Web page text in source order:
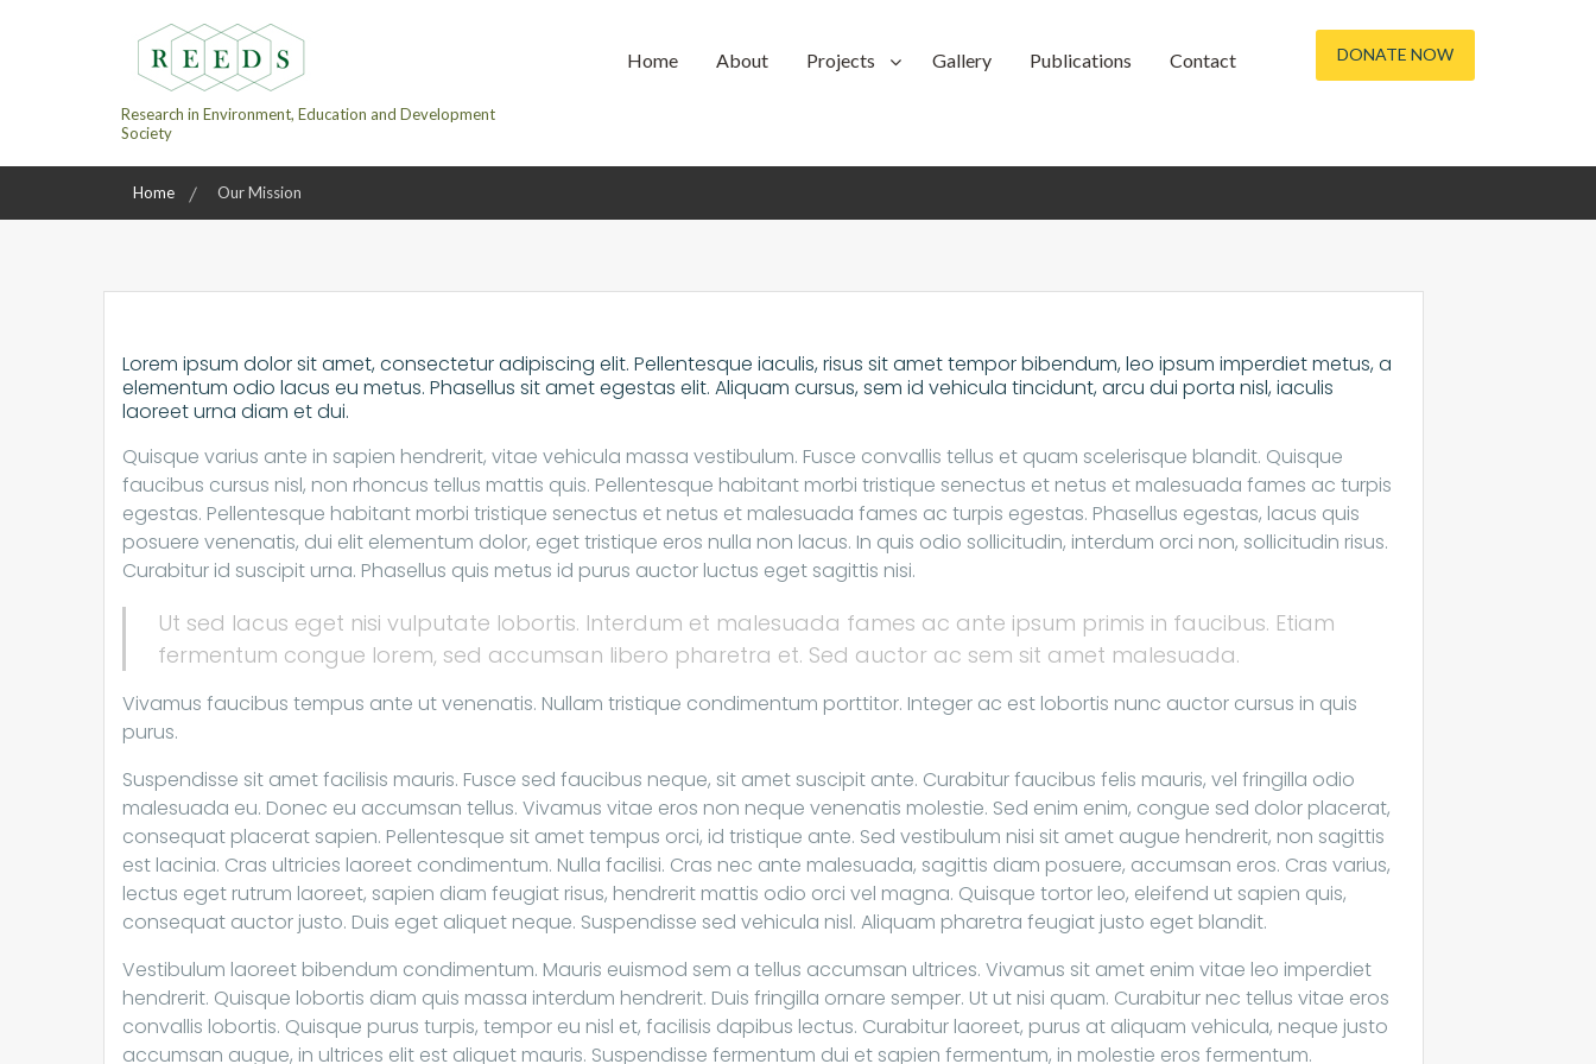
Research in Environment, Education and Development
Society
Home About Projects Gallery Publications Contact DONATE NOW
Home Our Mission
Lorem ipsum dolor sit amet, consectetur adipiscing elit. Pellentesque iaculis, risus sit amet tempor bibendum, leo ipsum imperdiet metus, a
elementum odio lacus eu metus. Phasellus sit amet egestas elit. Aliquam cursus, sem id vehicula tincidunt, arcu dui porta nisl, iaculis
laoreet urna diam et dui.
Quisque varius ante in sapien hendrerit, vitae vehicula massa vestibulum. Fusce convallis tellus et quam scelerisque blandit. Quisque
faucibus cursus nisl, non rhoncus tellus mattis quis. Pellentesque habitant morbi tristique senectus et netus et malesuada fames ac turpis
egestas. Pellentesque habitant morbi tristique senectus et netus et malesuada fames ac turpis egestas. Phasellus egestas, lacus quis
posuere venenatis, dui elit elementum dolor, eget tristique eros nulla non lacus. In quis odio sollicitudin, interdum orci non, sollicitudin risus.
Curabitur id suscipit urna. Phasellus quis metus id purus auctor luctus eget sagittis nisi.
Ut sed lacus eget nisi vulputate lobortis. Interdum et malesuada fames ac ante ipsum primis in faucibus. Etiam
fermentum congue lorem, sed accumsan libero pharetra et. Sed auctor ac sem sit amet malesuada.
Vivamus faucibus tempus ante ut venenatis. Nullam tristique condimentum porttitor. Integer ac est lobortis nunc auctor cursus in quis
purus.
Suspendisse sit amet facilisis mauris. Fusce sed faucibus neque, sit amet suscipit ante. Curabitur faucibus felis mauris, vel fringilla odio
malesuada eu. Donec eu accumsan tellus. Vivamus vitae eros non neque venenatis molestie. Sed enim enim, congue sed dolor placerat,
consequat placerat sapien. Pellentesque sit amet tempus orci, id tristique ante. Sed vestibulum nisi sit amet augue hendrerit, non sagittis
est lacinia. Cras ultricies laoreet condimentum. Nulla facilisi. Cras nec ante malesuada, sagittis diam posuere, accumsan eros. Cras varius,
lectus eget rutrum laoreet, sapien diam feugiat risus, hendrerit mattis odio orci vel magna. Quisque tortor leo, eleifend ut sapien quis,
consequat auctor justo. Duis eget aliquet neque. Suspendisse sed vehicula nisl. Aliquam pharetra feugiat justo eget blandit.
Vestibulum laoreet bibendum condimentum. Mauris euismod sem a tellus accumsan ultrices. Vivamus sit amet enim vitae leo imperdiet
hendrerit. Quisque lobortis diam quis massa interdum hendrerit. Duis fringilla ornare semper. Ut ut nisi quam. Curabitur nec tellus vitae eros
convallis lobortis. Quisque purus turpis, tempor eu nisl et, facilisis dapibus lectus. Curabitur laoreet, purus at aliquam vehicula, neque justo
accumsan augue, in ultrices elit est aliquet mauris. Suspendisse fermentum dui et sapien fermentum, in molestie eros fermentum.